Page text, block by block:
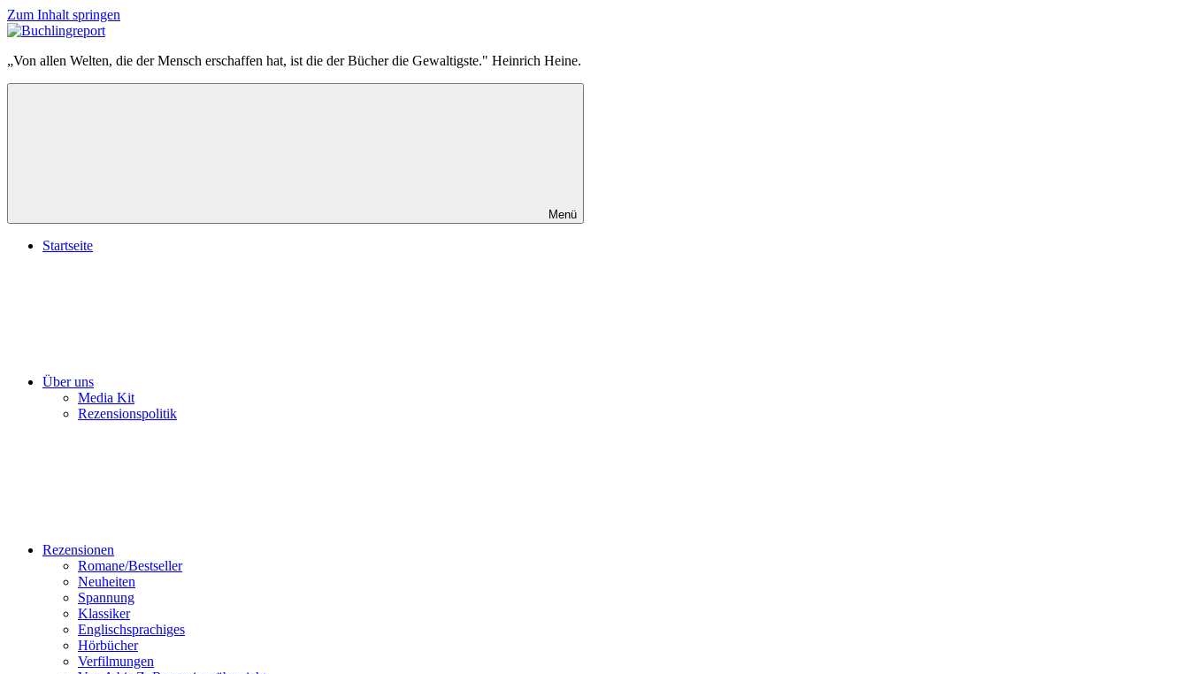
Zum Inhalt springen
Buchlingreport
„Von allen Welten, die der Mensch erschaffen hat, ist die der Bücher die Gewaltigste." Heinrich Heine.
Menü
Startseite
Über uns
Media Kit
Rezensionspolitik
Rezensionen
Romane/Bestseller
Neuheiten
Spannung
Klassiker
Englischsprachiges
Hörbücher
Verfilmungen